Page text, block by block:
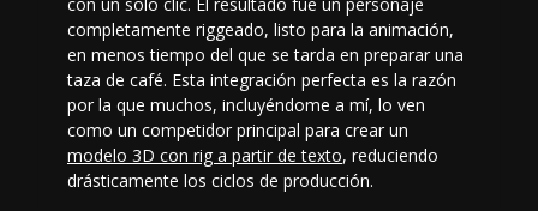
completamente riggeado, listo para la animación,
en menos tiempo del que se tarda en preparar una
taza de café. Esta integración perfecta es la razón
por la que muchos, incluyéndome a mí, lo ven
como un competidor principal para crear un
modelo 3D con rig a partir de texto, reduciendo
drásticamente los ciclos de producción.